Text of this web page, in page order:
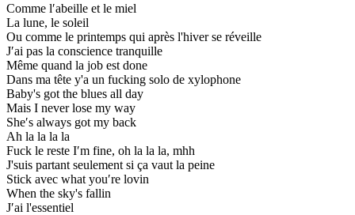
Comme l′abeille et le miel
La lune, le soleil
Ou comme le printemps qui après l'hiver se réveille
J′ai pas la conscience tranquille
Même quand la job est done
Dans ma tête y'a un fucking solo de xylophone
Baby's got the blues all day
Mais I never lose my way
She′s always got my back
Ah la la la la
Fuck le reste I′m fine, oh la la la, mhh
J'suis partant seulement si ça vaut la peine
Stick avec what you′re lovin
When the sky's fallin
J′ai l'essentiel